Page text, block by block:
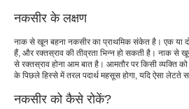
नकसीर के लक्षण
नाक से खून बहना नकसीर का प्राथमिक संकेत है। एक या
हैं, और रक्तस्राव की तीव्रता भिन्न हो सकती है। नाक से
से रक्तस्राव होना आम बात है। आमतौर पर किसी
के पिछले हिस्से में तरल पदार्थ महसूस होगा, यदि ऐसा लेटते
नकसीर को कैसे रोकें?